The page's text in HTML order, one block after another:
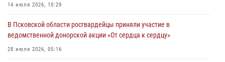
Росгвардейцы одержали победу
14 июля 2026, 10:29
В Псковской области росгвардейцы приняли участие в
ведомственной донорской акции «От сердца к сердцу»
28 июля 2026, 05:16